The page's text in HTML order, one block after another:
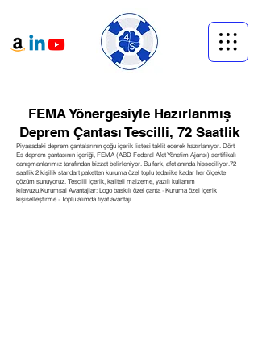
FEMA Yönergesiyle Hazırlanmış
Deprem Çantası Tescilli, 72 Saatlik
Piyasadaki deprem çantalarının çoğu içerik listesi taklit ederek hazırlanıyor. Dört
Es deprem çantasının içeriği, FEMA (ABD Federal Afet Yönetim Ajansı) sertifikalı
danışmanlarımız tarafından bizzat belirleniyor. Bu fark, afet anında hissediliyor.72
saatlik 2 kişilik standart paketten kuruma özel toplu tedarike kadar her ölçekte
çözüm sunuyoruz. Tescilli içerik, kaliteli malzeme, yazılı kullanım
kılavuzu.Kurumsal Avantajlar: Logo baskılı özel çanta · Kuruma özel içerik
kişiselleştirme · Toplu alımda fiyat avantajı